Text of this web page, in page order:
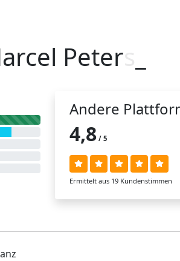
Peters
Andere
4,8 / 5
Ermittelt aus 19 Kundenstimmen